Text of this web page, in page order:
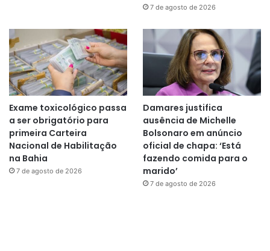
7 de agosto de 2026
Exame toxicológico passa
a ser obrigatório para
primeira Carteira
Nacional de Habilitação
na Bahia
7 de agosto de 2026
Damares justifica
ausência de Michelle
Bolsonaro em anúncio
oficial de chapa: ‘Está
fazendo comida para o
marido’
7 de agosto de 2026